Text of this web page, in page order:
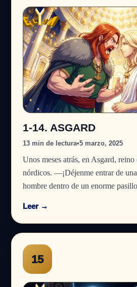
1-14. ASGARD
13 min de lectura•5 marzo, 2025
Unos meses atrás, en Asgard, reino
nórdicos. —¡Déjenme entrar de
hombre dentro de un enorme
Leer →
15